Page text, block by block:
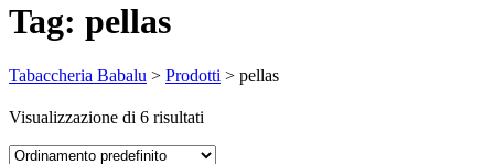
Tag: pellas
Tabaccheria Babalu > Prodotti > pellas
Visualizzazione di 6 risultati